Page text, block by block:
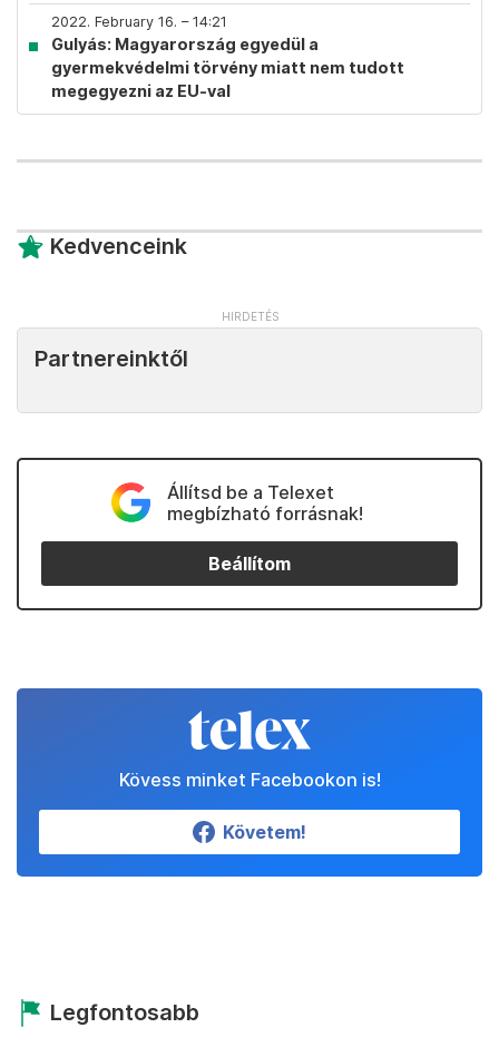
2022. February 16. – 14:21
Gulyás: Magyarország egyedül a
gyermekvédelmi törvény miatt nem tudott
megegyezni az EU-val
Kedvenceink
Partnereinktől
Állítsd be a Telexet
megbízható forrásnak!
Beállítom
Kövess minket Facebookon is!
Követem!
Legfontosabb